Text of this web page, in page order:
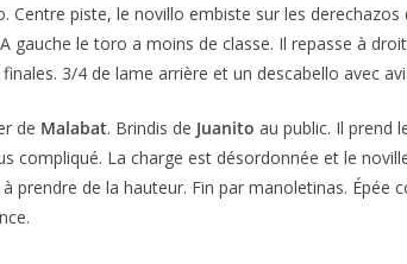
Centre piste, le novillo embiste sur les
gauche le toro a moins de classe. Il repasse à
3/4 de lame arrière et un descabello avec
de Malabat. Brindis de Juanito au public. Il prend
compliqué. La charge est désordonnée et le
prendre de la hauteur. Fin par manoletinas. Épée